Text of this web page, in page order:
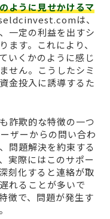
ように見せかけるマ
は、
一定の利益を出すシ
ます。これにより、
いくかのように感じ
せん。こうしたシミ
金投入に誘導するた
詐欺的な特徴の一つ
ザーからの問い合わ
問題解決を約束する
実際にはこのサポー
刻化すると連絡が取
れることが多いで
徴で、問題が発生す